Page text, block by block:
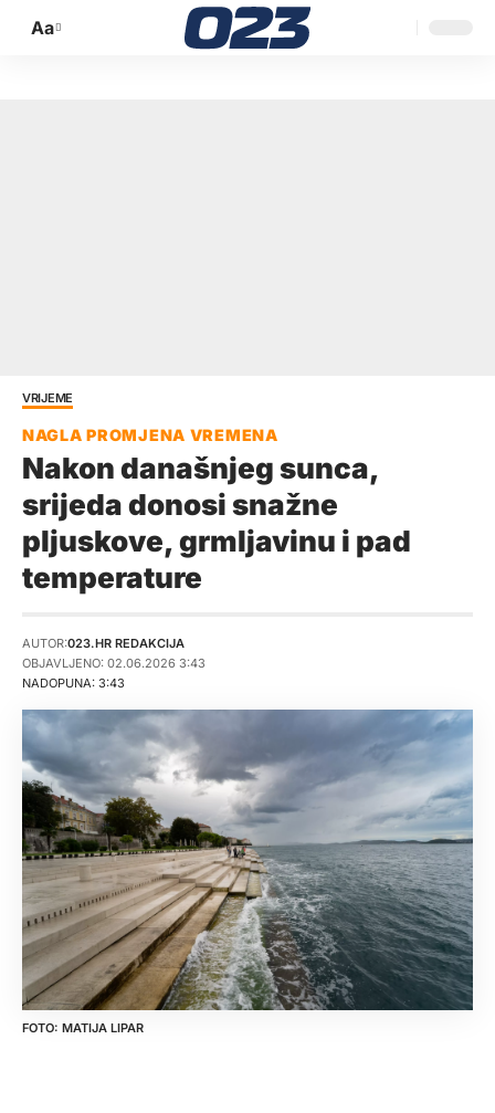
Promijeni
Aa
VRIJEME
Nakon današnjeg sunca,
srijeda donosi snažne
pljuskove, grmljavinu i pad
temperature
NADOPUNA: 3:43
AUTOR:023.HR REDAKCIJA
OBJAVLJENO: 02.06.2026 3:43
MATIJA LIPAR